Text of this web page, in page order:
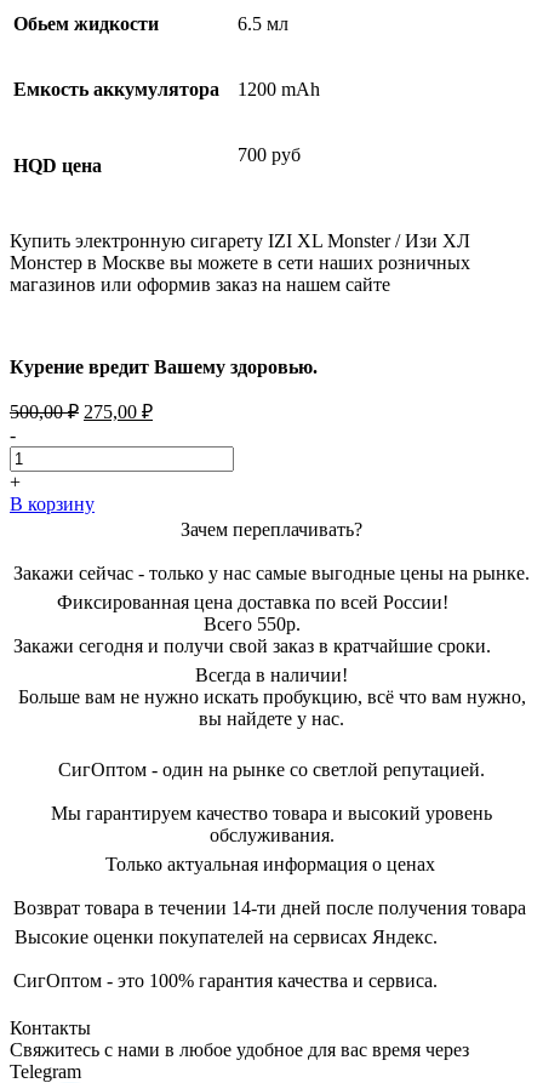
Обьем жидкости 6.5 мл
Емкость аккумулятора 1200 mAh
HQD цена
700 руб
Купить электронную сигарету IZI XL Monster / Изи ХЛ
Монстер в Москве вы можете в сети наших розничных
магазинов или оформив заказ на нашем сайте
Курение вредит Вашему здоровью.
500,00₽ Первоначальная
составляла
500,00 ₽.
275,00 ₽Текущая
275,00 ₽.
-
+
В корзину
Зачем переплачивать?
Закажи сейчас - только у нас самые выгодные цены на рынке.
Фиксированная цена доставка по всей России!
Всего 550р.
Закажи сегодня и получи свой заказ в кратчайшие сроки.
Всегда в наличии!
Больше вам не нужно искать пробукцию, всё что вам нужно,
вы найдете у нас.
СигОптом - один на рынке со светлой репутацией.
Мы гарантируем качество товара и высокий уровень
обслуживания.
Только актуальная информация о ценах
Возврат товара в течении 14-ти дней после получения товара
Высокие оценки покупателей на сервисах Яндекс.
СигОптом - это 100% гарантия качества и сервиса.
Контакты
Свяжитесь с нами в любое удобное для вас время через
Telegram